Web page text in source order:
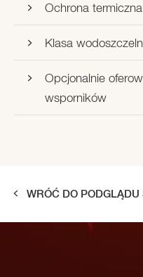
Ochrona termiczna
Klasa
Opcjonalnie
wsporników
WRÓĆ DO PODGLĄDU